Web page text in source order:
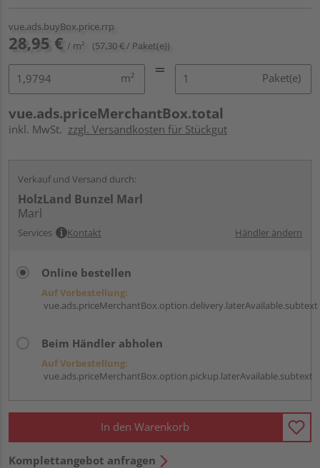
vue.ads.buyBox.price.rrp
28,95 € / m² (57,30 € / Paket(e))
m² Paket(e)
vue.ads.priceMerchantBox.total
inkl. MwSt. zzgl. Versandkosten für Stückgut
Verkauf und Versand durch:
HolzLand Bunzel Marl
Marl
Services Kontakt Händler ändern
Online bestellen
Auf Vorbestellung:
vue.ads.priceMerchantBox.option.delivery.laterAvailable.subtext
Beim Händler abholen
Auf Vorbestellung:
vue.ads.priceMerchantBox.option.pickup.laterAvailable.subtext
In den Warenkorb
Komplettangebot anfragen